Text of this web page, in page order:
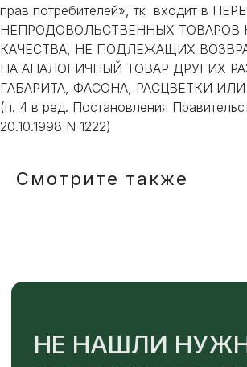
прав потребителей», тк входит в
НЕПРОДОВОЛЬСТВЕННЫХ
КАЧЕСТВА, НЕ ПОДЛЕЖАЩИХ
НА АНАЛОГИЧНЫЙ ТОВАР ДРУГИХ
ГАБАРИТА, ФАСОНА, РАСЦВЕТКИ
(п. 4 в ред. Постановления
20.10.1998 N 1222)
Смотрите также
Или напишите нам напрямую
+7
ОТПРАВИТЬ